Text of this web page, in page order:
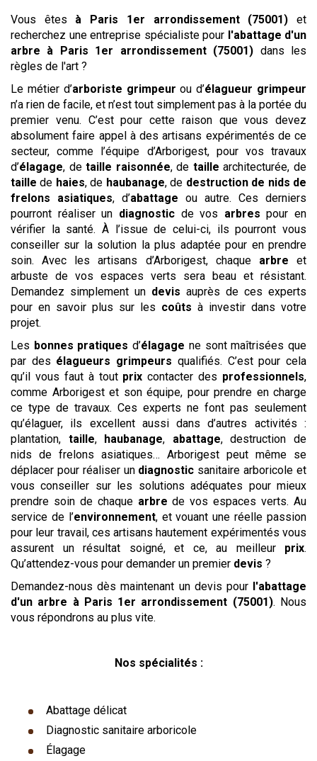
Vous êtes à Paris 1er arrondissement (75001)
et
recherchez une entreprise spécialiste pour l'abattage d'un
arbre à Paris 1er arrondissement (75001) dans les
règles de l'art ?
Le métier d’arboriste grimpeur ou d’élagueur grimpeur
n’a rien de facile, et n’est tout simplement pas à la portée du
premier venu. C’est pour cette raison que vous devez
absolument faire appel à des artisans expérimentés de ce
secteur, comme l’équipe d’Arborigest, pour vos travaux
d’élagage, detaille raisonnée, de taille architecturée, de
taille de haies, de haubanage, de destruction de nids de
frelons asiatiques, d’abattage ou autre. Ces derniers
pourront réaliser un diagnosticde vos arbres pour en
vérifier la santé. À l’issue de celui-ci, ils pourront vous
conseiller sur la solution la plus adaptée pour en prendre
soin. Avec les artisans d’Arborigest, chaque arbre et
arbuste de vos espaces verts sera beau et résistant.
Demandez simplement un devis auprès de ces experts
pour en savoir plus sur les coûts à investir dans votre
projet.
Les bonnes pratiques d’élagage ne sont maîtrisées que
par des élagueurs grimpeurs qualifiés. C’est pour cela
qu’il vous faut à tout prix contacter des professionnels,
comme Arborigest et son équipe, pour prendre en charge
ce type de travaux. Ces experts ne font pas seulement
qu’élaguer, ils excellent aussi dans d’autres activités :
plantation, taille, haubanage, abattage, destruction de
nids de frelons asiatiques… Arborigest peut même se
déplacer pour réaliser un diagnostic sanitaire arboricole et
vous conseiller sur les solutions adéquates pour mieux
prendre soin de chaque arbre de vos espaces verts. Au
service de l’environnement, et vouant une réelle passion
pour leur travail, ces artisans hautement expérimentés vous
assurent un résultat soigné, et ce, au meilleur prix.
Qu’attendez-vous pour demander un premier devis ?
Demandez-nous dès maintenant un devis pour l'abattage
d'un arbre à Paris 1er arrondissement (75001). Nous
vous répondrons au plus vite.
Nos spécialités :
Abattage délicat
Diagnostic sanitaire arboricole
Élagage